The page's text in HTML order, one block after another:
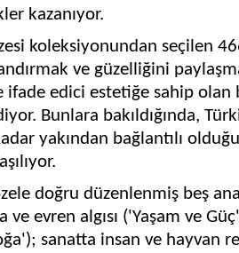
kazanıyor.
koleksiyonundan seçilen
ve güzelliğini
edici estetiğe sahip olan
Bunlara bakıldığında,
yakından bağlantılı
doğru düzenlenmiş beş
evren algısı ('Yaşam ve
sanatta insan ve hayvan